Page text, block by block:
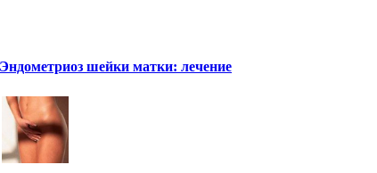
Эндометриоз шейки матки: лечение